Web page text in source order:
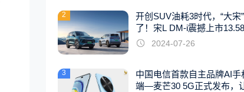
2
开创SUV油耗3时代，“大宋
了！宋L DM-i震撼上市
起
2024-07-26
3
中国电信首款自主品牌AI手
端—麦芒30 5G正式发布，